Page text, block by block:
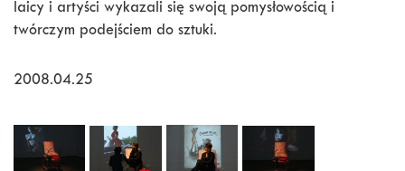
laicy i artyści wykazali się swoją pomysłowością i
twórczym podejściem do sztuki.
2008.04.25